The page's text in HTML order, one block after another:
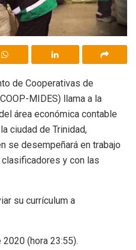
de Cooperativas de
MIDES) llama a la
área económica contable
ciudad de Trinidad,
se desempeñará en trabajo
y con las
su currículum a
(hora 23:55).